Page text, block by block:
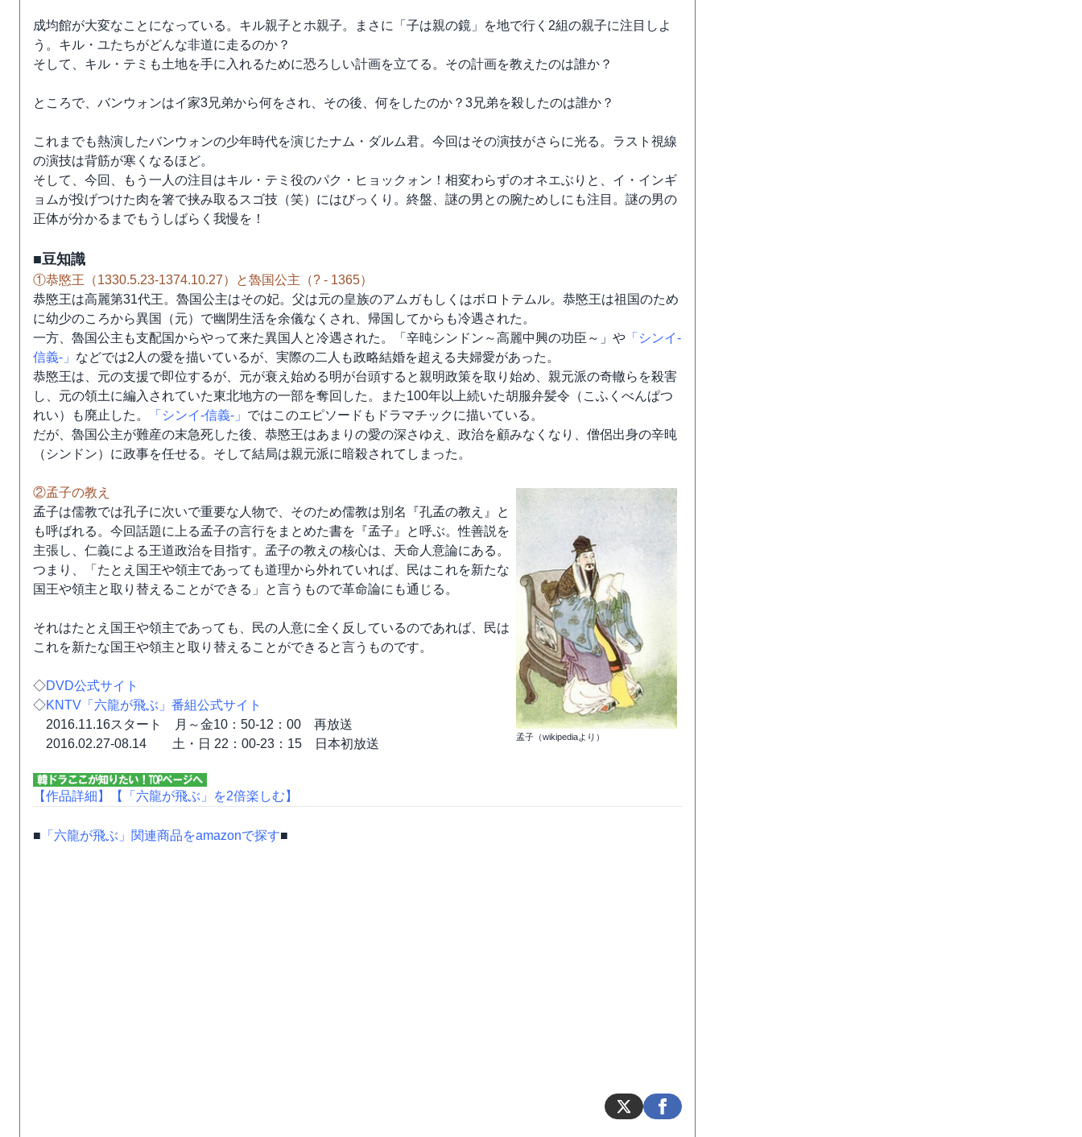
成均館が大変なことになっている。キル親子とホ親子。まさに「子は親の鏡」を地で行く2組の親子に注目しよ
う。キル・ユたちがどんな非道に走るのか？
そして、キル・テミも土地を手に入れるために恐ろしい計画を立てる。その計画を教えたのは誰か？
ところで、バンウォンはイ家3兄弟から何をされ、その後、何をしたのか？3兄弟を殺したのは誰か？
これまでも熱演したバンウォンの少年時代を演じたナム・ダルム君。今回はその演技がさらに光る。ラスト視線
の演技は背筋が寒くなるほど。
そして、今回、もう一人の注目はキル・テミ役のパク・ヒョックォン！相変わらずのオネエぶりと、イ・インギ
ョムが投げつけた肉を箸で挟み取るスゴ技（笑）にはびっくり。終盤、謎の男との腕ためしにも注目。謎の男の
正体が分かるまでもうしばらく我慢を！
■豆知識
①恭愍王（1330.5.23-1374.10.27）と魯国公主（? - 1365）
恭愍王は高麗第31代王。魯国公主はその妃。父は元の皇族のアムガもしくはボロトテムル。恭愍王は祖国のため
に幼少のころから異国（元）で幽閉生活を余儀なくされ、帰国してからも冷遇された。
一方、魯国公主も支配国からやって来た異国人と冷遇された。「辛旽シンドン～高麗中興の功臣～」や 「シンイ-
信義-」 などでは2人の愛を描いているが、実際の二人も政略結婚を超える夫婦愛があった。
恭愍王は、元の支援で即位するが、元が衰え始める明が台頭すると親明政策を取り始め、親元派の奇轍らを殺害
し、元の領土に編入されていた東北地方の一部を奪回した。また100年以上続いた胡服弁髪令（こふくべんぱつ
れい）も廃止した。
「シンイ-信義-」 ではこのエピソードもドラマチックに描いている。
だが、魯国公主が難産の末急死した後、恭愍王はあまりの愛の深さゆえ、政治を顧みなくなり、僧侶出身の辛旽
（シンドン）に政事を任せる。そして結局は親元派に暗殺されてしまった。
孟子（wikipediaより）
②孟子の教え
孟子は儒教では孔子に次いで重要な人物で、そのため儒教は別名『孔孟の教え』と
も呼ばれる。今回話題に上る孟子の言行をまとめた書を『孟子』と呼ぶ。性善説を
主張し、仁義による王道政治を目指す。孟子の教えの核心は、天命人意論にある。
つまり、「たとえ国王や領主であっても道理から外れていれば、民はこれを新たな
国王や領主と取り替えることができる」と言うもので革命論にも通じる。
それはたとえ国王や領主であっても、民の人意に全く反しているのであれば、民は
これを新たな国王や領主と取り替えることができると言うものです。
◇DVD公式サイト
◇KNTV「六龍が飛ぶ」番組公式サイト
2016.11.16スタート 月～金10：50-12：00 再放送
2016.02.27-08.14 土・日 22：00-23：15 日本初放送
【作品詳細】 【「六龍が飛ぶ」を2倍楽しむ】
■ 「六龍が飛ぶ」関連商品をamazonで探す■